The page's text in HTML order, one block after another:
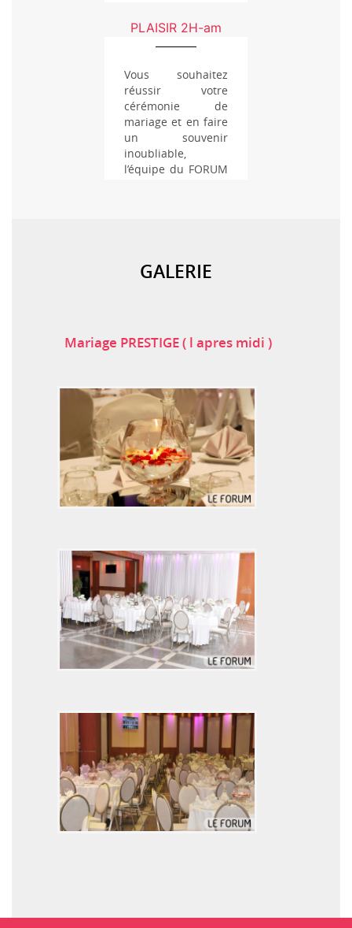
PLAISIR 2H-am
Vous souhaitez
réussir votre
cérémonie de
mariage et en faire
un souvenir
inoubliable,
l’équipe du FORUM
GALERIE
Mariage PRESTIGE ( l apres midi )